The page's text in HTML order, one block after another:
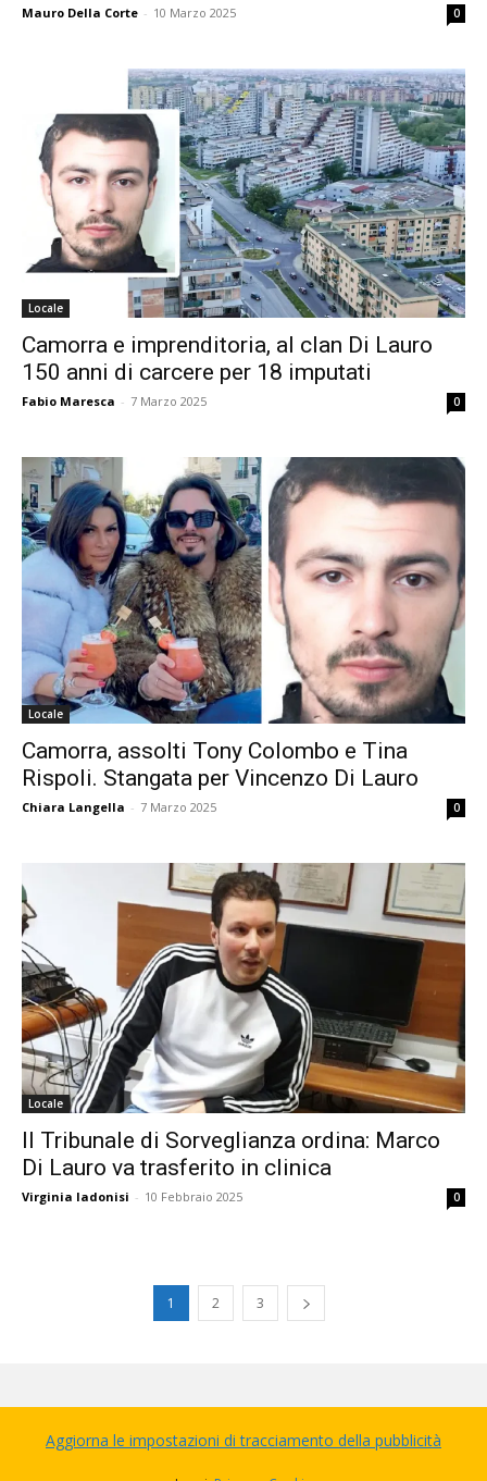
Mauro Della Corte - 10 Marzo 2025 0
Locale
Camorra e imprenditoria, al clan Di Lauro
150 anni di carcere per 18 imputati
Fabio Maresca - 7 Marzo 2025 0
Locale
Camorra, assolti Tony Colombo e Tina
Rispoli. Stangata per Vincenzo Di Lauro
Chiara Langella - 7 Marzo 2025 0
Locale
Il Tribunale di Sorveglianza ordina: Marco
Di Lauro va trasferito in clinica
Virginia Iadonisi - 10 Febbraio 2025 0
1 2 3
Aggiorna le impostazioni di tracciamento della pubblicità